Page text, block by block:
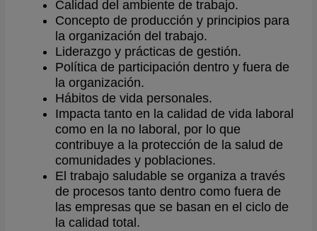
Calidad del ambiente de trabajo.
Concepto de producción y principios para
la organización del trabajo.
Liderazgo y prácticas de gestión.
Política de participación dentro y fuera de
la organización.
Hábitos de vida personales.
Impacta tanto en la calidad de vida laboral
como en la no laboral, por lo que
contribuye a la protección de la salud de
comunidades y poblaciones.
El trabajo saludable se organiza a través
de procesos tanto dentro como fuera de
las empresas que se basan en el ciclo de
la calidad total.